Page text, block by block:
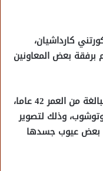
كارداشيان،
برفقة بعض المعاونين
وظهرت الأخت الكبرى لكيم كارداشيان، البالغة من العمر 42 عاما،
وذلك لتصوير
بعض عيوب جسدها